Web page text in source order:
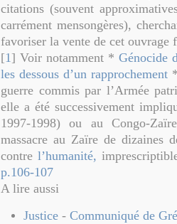
citations (souvent
carrément mensongères),
favoriser la vente de cet ouvrage
[1 ] Voir notamment * Génocide
les dessous d’un rapprochement
guerre commis par l’Armée
elle a été successivement
1997-1998) ou au Congo-
massacre au Zaïre de dizaines
contre l’humanité,
p.106-107
A lire aussi
Justice - Communiqué de